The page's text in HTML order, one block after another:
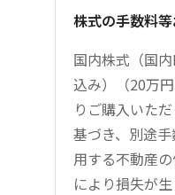
株式の手数料
国内株式（国
込み）（20万
りご購入いた
基づき、別途
用する不動産
により損失が